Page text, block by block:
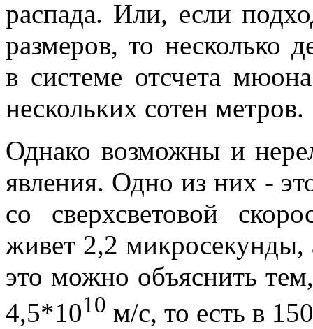
распада. Или, если
размеров, то несколько
в системе отсчета
нескольких сотен метров.
Однако возможны и
явления. Одно из них -
со сверхсветовой
живет 2,2 микросекунды,
это можно объяснить
4,5*1010 м/с, то есть в